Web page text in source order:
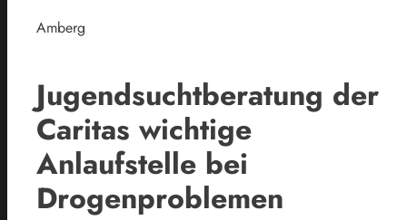
Amberg
Jugendsuchtberatung der
Caritas wichtige
Anlaufstelle bei
Drogenproblemen